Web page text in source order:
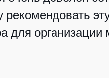
рекомендовать
для организации